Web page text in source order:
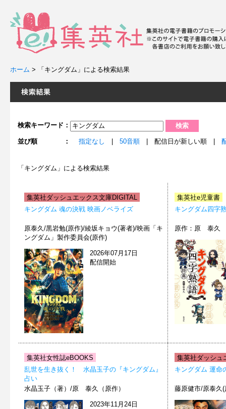
ホーム > 「キングダム」による検索結果
検索キーワード：
並び順 ： 指定なし 50音順 | 配信日が新しい順 |
「キングダム」による検索結果
集英社ダッシュエックス文庫DIGITAL
キングダム 魂の決戦 映画ノベライズ
原泰久/黒岩勉(原作)/綾坂キョウ(著者)/映画「キ
ングダム」製作委員会(原作)
2026年07月17日
配信開始
集英社e児童書
キングダム四字
原作：原 泰久
集英社女性誌eBOOKS
乱世を生き抜く！ 水晶玉子の『キングダム』
占い
水晶玉子（著）/原 泰久（原作）
2023年11月24日
集英社ダッシュ
キングダム 運命
藤原健市/原泰久